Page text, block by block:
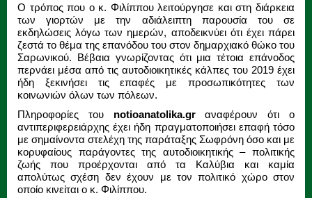
Ο τρόπος που ο κ. Φιλίππου λειτούργησε και στη διάρκεια
των γιορτών με την αδιάλειπτη παρουσία του σε
εκδηλώσεις λόγω των ημερών, αποδεικνύει ότι έχει πάρει
ζεστά το θέμα της επανόδου του στον δημαρχιακό θώκο του
Σαρωνικού. Βέβαια γνωρίζοντας ότι μια τέτοια επάνοδος
περνάει μέσα από τις αυτοδιοικητικές κάλπες του 2019 έχει
ήδη ξεκινήσει τις επαφές με προσωπικότητες των
κοινωνιών όλων των πόλεων.
Πληροφορίες του notioanatolika.grαναφέρουν ότι ο
αντιπεριφερειάρχης έχει ήδη πραγματοποιήσει επαφή τόσο
με σημαίνοντα στελέχη της παράταξης Σωφρόνη όσο και με
κορυφαίους παράγοντες της αυτοδιοικητικής – πολιτικής
ζωής που προέρχονται από τα Καλύβια και καμία
απολύτως σχέση δεν έχουν με τον πολιτικό χώρο στον
οποίο κινείται ο κ. Φιλίππου.